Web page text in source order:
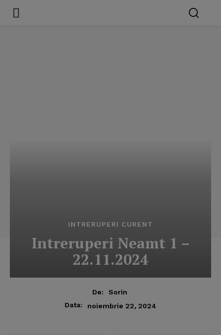
INTRERUPERI CURENT
Intreruperi Neamt 1 –
22.11.2024
De:
Sorin
Data:
noiembrie 22, 2024